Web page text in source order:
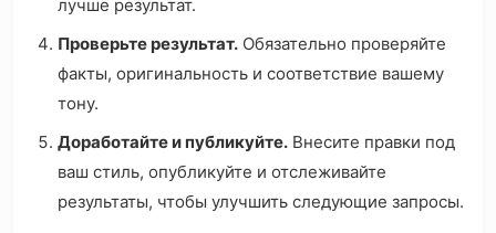
лучше результат.
Проверьте результат. Обязательно проверяйте
факты, оригинальность и соответствие вашему
тону.
Доработайте и публикуйте. Внесите правки под
ваш стиль, опубликуйте и отслеживайте
результаты, чтобы улучшить следующие запросы.